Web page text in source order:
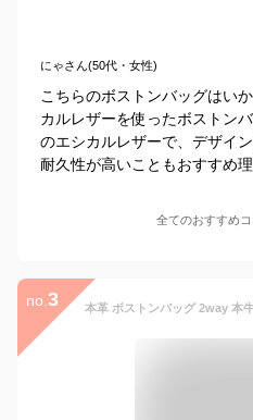
にゃさん(50代・女性)
こちらのボストンバッグはい
カルレザーを使ったボストン
のエシカルレザーで、デザイ
耐久性が高いこともおすすめ理
全てのおすすめコ
no. 3